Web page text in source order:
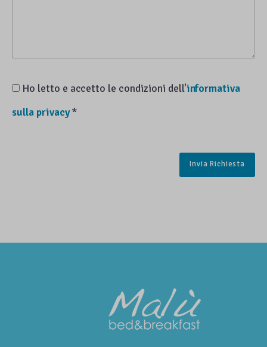
Ho letto e accetto le condizioni dell'informativa
sulla privacy*
Invia Richiesta